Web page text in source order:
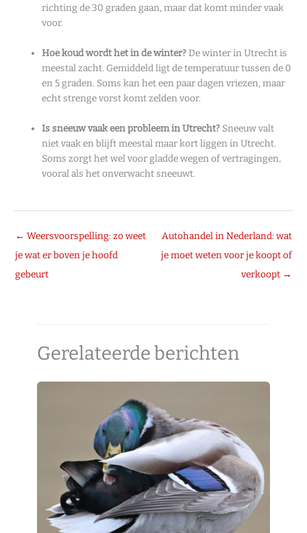
richting de 30 graden gaan, maar dat komt minder vaak
voor.
Hoe koud wordt het in de winter?De winter in Utrecht is
meestal zacht. Gemiddeld ligt de temperatuur tussen de 0
en 5 graden. Soms kan het een paar dagen vriezen, maar
echt strenge vorst komt zelden voor.
Is sneeuw vaak een probleem in Utrecht? Sneeuw valt
niet vaak en blijft meestal maar kort liggen in Utrecht.
Soms zorgt het wel voor gladde wegen of vertragingen,
vooral als het onverwacht sneeuwt.
← Weersvoorspelling: zo weet
je wat er boven je hoofd
gebeurt
Autohandel in Nederland: wat
je moet weten voor je koopt of
verkoopt →
Gerelateerde berichten